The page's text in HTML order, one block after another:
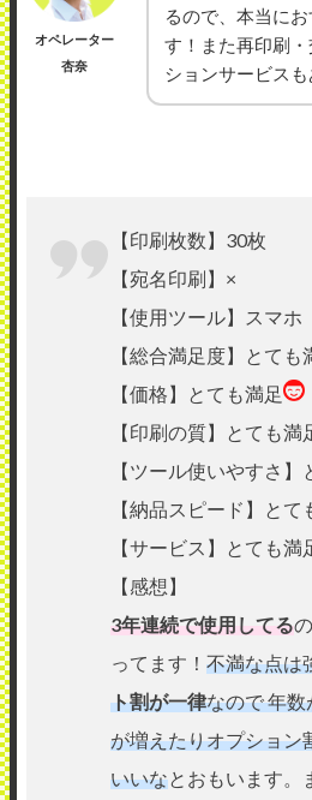
オペレーター
杏奈
るので、本当に
す！また再印刷
ションサービスも
【印刷枚数】30枚
【宛名印刷】×
【使用ツール】スマホ
【総合満足度】とても
【価格】とても満足
【印刷の質】とても満
【ツール使いやすさ】
【納品スピード】とて
【サービス】とても満
【感想】
3年連続で使用してる
ってます！ 不満な点は
ト割が一律なので 年
が増えたりオプション
いいなとおもいます。